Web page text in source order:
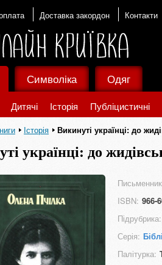
Доставка закордон Контакти
Дитячі Історія Публіцистичні
Символіка Одяг
Історія Викинуті українці: до
українці: до
ISBN: 966-
Підрубрика:
Серія:
Палітурка: